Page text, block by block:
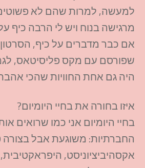
למעשה, למרות שהם לא
מרגישה בנוח ויש לי הרבה כיף
אם כבר מדברים על כיף,
שפורסם עם מקס פליסיטאס,
היה גם אחת החוויות שהכי
איזו בחורה את בחיי היומיום?
בחיי היומיום אני כמו שרואים
החברתיות: משוגעת אבל
אקסהיביציוניסט,